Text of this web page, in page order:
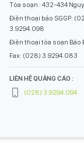
Tòa soạn : 432-434
Điện thoại báo SGGP:
3.9294.098
Điện thoại tòa soạn Báo
Fax: (028) 3.9294.083
LIÊN HỆ QUẢNG CÁO :
(028) 3.9294.094